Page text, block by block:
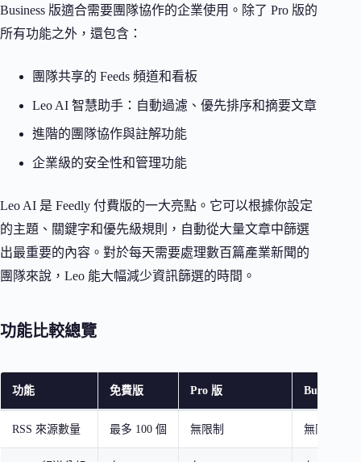
Business 版適合需要團隊協作的企業使用。除了 Pro 版的
所有功能之外，還包含：
團隊共享的 Feeds 頻道和看板
Leo AI 智慧助手：自動過濾、優先排序和摘要文章
進階的團隊協作與註解功能
企業級的安全性和管理功能
Leo AI 是 Feedly 付費版的一大亮點。它可以根據你設定
的主題、關鍵字和優先級規則，自動從大量文章中篩選
出最重要的內容。對於每天需要處理數百篇產業新聞的
團隊來說，Leo 能大幅減少資訊篩選的時間。
功能比較總覽
功能 免費版 Pro 版 Business 版
RSS 來源數量 最多 100 個 無限制 無限制